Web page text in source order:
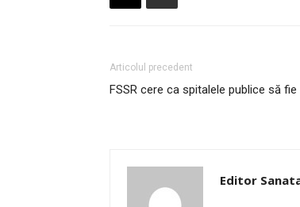
Articolul precedent
FSSR cere ca spitalele publice să
Editor